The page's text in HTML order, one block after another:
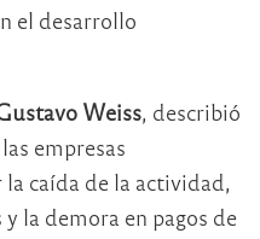
el desarrollo
Weiss, describió
empresas
caída de la actividad,
la demora en pagos de